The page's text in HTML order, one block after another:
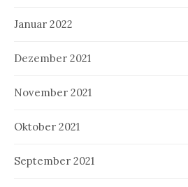
Januar 2022
Dezember 2021
November 2021
Oktober 2021
September 2021